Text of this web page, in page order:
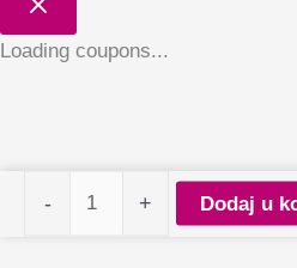
Loading coupons...
- + Dodaj u